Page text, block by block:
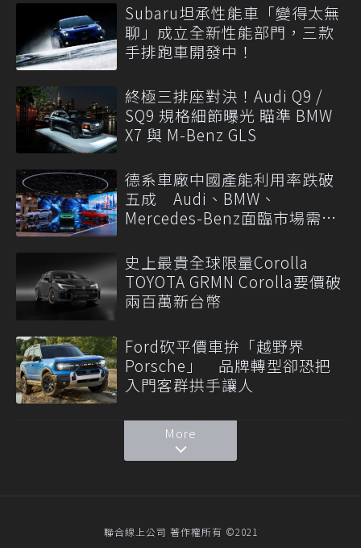
Subaru坦承性能車「變得太無
聊」成立全新性能部門，三款
手排跑車開發中！
終極三排座對決！Audi Q9 /
SQ9 規格細節曝光 瞄準 BMW
X7 與 M-Benz GLS
德系車廠中國產能利用率跌破
五成 Audi、BMW、
Mercedes-Benz面臨市場需求
史上最貴全球限量Corolla
TOYOTA GRMN Corolla要價破
兩百萬新台幣
Ford砍平價車拚「越野界
Porsche」 品牌轉型卻恐把
入門客群拱手讓人
More
聯合線上公司 著作權所有 ©2021